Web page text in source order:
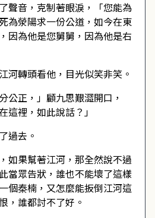
聲音，克制著眼淚，「您能為
為滎陽求一份公道，如今在東
因為他是您舅舅，因為他是右
河轉頭看他，目光似笑非笑。
公正，」顧九思艱澀開口，
這裡，如此說話？」
過去。
如果幫著江河，那全然說不過
當眾告狀，誰也不能壞了這樣
個秦楠，又怎麼能扳倒江河這
，誰都討不了好。